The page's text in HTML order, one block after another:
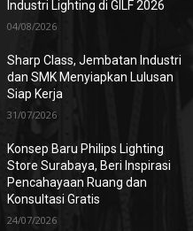
Industri Lighting di GILF 2026
04/08/2026
Sharp Class, Jembatan Industri
dan SMK Menyiapkan Lulusan
Siap Kerja
31/07/2026
Konsep Baru Philips Lighting
Store Surabaya, Beri Inspirasi
Pencahayaan Ruang dan
Konsultasi Gratis
24/07/2026